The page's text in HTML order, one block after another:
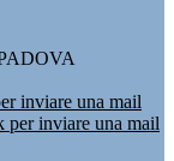
inviare una mail
per inviare una mail